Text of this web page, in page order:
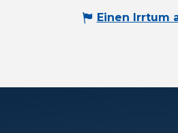
Einen Irrtum